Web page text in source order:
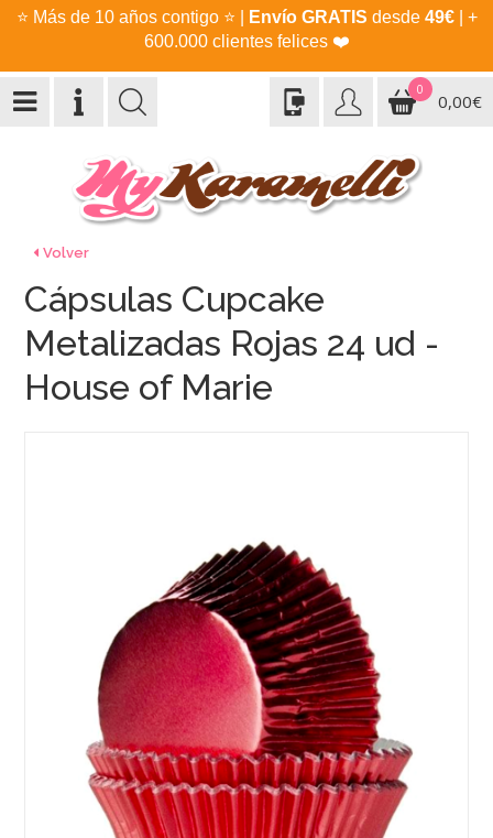
⭐ Más de 10 años contigo ⭐ Envío GRATIS desde 49€| +
600.000 clientes felices ❤️
0
0,00€
Volver
Cápsulas Cupcake
Metalizadas Rojas 24 ud -
House of Marie